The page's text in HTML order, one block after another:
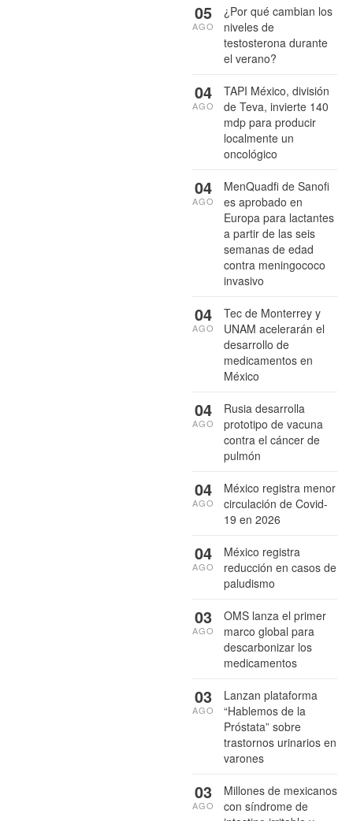
¿Por qué cambian los
niveles de
testosterona durante
el verano?
05
AGO
TAPI México, división
de Teva, invierte 140
mdp para producir
localmente un
oncológico
04
AGO
MenQuadfi de Sanofi
es aprobado en
Europa para lactantes
a partir de las seis
semanas de edad
contra meningococo
invasivo
04
AGO
Tec de Monterrey y
UNAM acelerarán el
desarrollo de
medicamentos en
México
04
AGO
Rusia desarrolla
prototipo de vacuna
contra el cáncer de
pulmón
04
AGO
México registra menor
circulación de Covid-
19 en 2026
04
AGO
México registra
reducción en casos de
paludismo
04
AGO
OMS lanza el primer
marco global para
descarbonizar los
medicamentos
03
AGO
Lanzan plataforma
“Hablemos de la
Próstata” sobre
trastornos urinarios en
varones
03
AGO
Millones de mexicanos
con síndrome de
03
AGO